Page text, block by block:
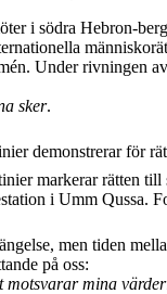
i södra Hebron-
Under
sker.
markerar rätten
i Umm Qussa.
men tiden
på oss:
mina